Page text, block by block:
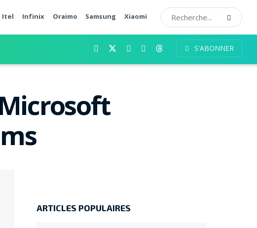
Itel Infinix Oraimo Samsung Xiaomi
S'ABONNER
ARTICLES POPULAIRES